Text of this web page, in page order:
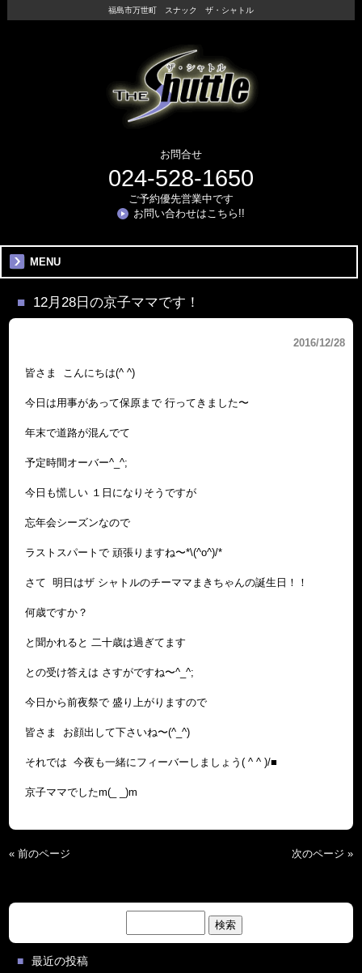
福島市万世町 スナック ザ・シャトル
お問合せ
024-528-1650
ご予約優先営業中です
お問い合わせはこちら!!
MENU
12月28日の京子ママです！
2016/12/28
皆さま こんにちは(^ ^)
今日は用事があって保原まで 行ってきました〜
年末で道路が混んでて
予定時間オーバー^_^;
今日も慌しい １日になりそうですが
忘年会シーズンなので
ラストスパートで 頑張りますね〜*\(^o^)/*
さて 明日はザ シャトルのチーママまきちゃんの誕生日！！
何歳ですか？
と聞かれると 二十歳は過ぎてます
との受け答えは さすがですね〜^_^;
今日から前夜祭で 盛り上がりますので
皆さま お顔出して下さいね〜(^_^)
それでは 今夜も一緒にフィーバーしましょう( ^ ^ )/■
京子ママでしたm(_ _)m
« 前のページ 次のページ »
索:
最近の投稿